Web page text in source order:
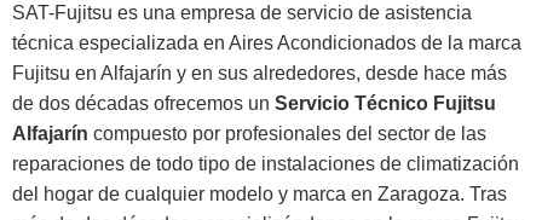
SAT-Fujitsu es una empresa de servicio de asistencia
técnica especializada en Aires Acondicionados de la marca
Fujitsu en Alfajarín y en sus alrededores, desde hace más
de dos décadas ofrecemos un Servicio Técnico Fujitsu
Alfajarín compuesto por profesionales del sector de las
reparaciones de todo tipo de instalaciones de climatización
del hogar de cualquier modelo y marca en Zaragoza. Tras